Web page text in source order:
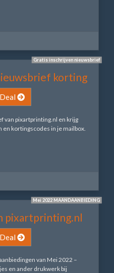
Gratis inschrijven nieuwsbrief
korting
van pixartprinting.nl en krijg
kortingscodes in je mailbox.
Mei 2022 MAANDAANBIEDING
pixartprinting.nl
van Mei 2022 –
en ander drukwerk bij